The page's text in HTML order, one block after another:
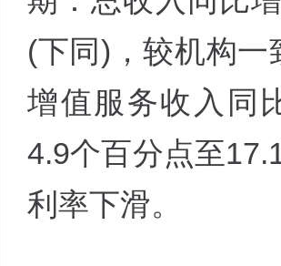
(下同)，较机构
增值服务收入同
4.9个百分点至
利率下滑。